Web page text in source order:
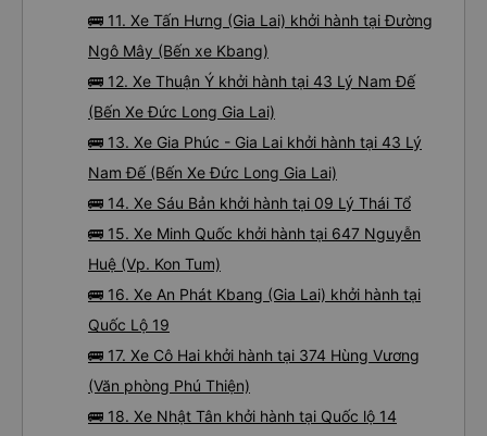
🚌 11. Xe Tấn Hưng (Gia Lai) khởi hành tại Đường
Ngô Mây (Bến xe Kbang)
🚌 12. Xe Thuận Ý khởi hành tại 43 Lý Nam Đế
(Bến Xe Đức Long Gia Lai)
🚌 13. Xe Gia Phúc - Gia Lai khởi hành tại 43 Lý
Nam Đế (Bến Xe Đức Long Gia Lai)
🚌 14. Xe Sáu Bản khởi hành tại 09 Lý Thái Tổ
🚌 15. Xe Minh Quốc khởi hành tại 647 Nguyễn
Huệ (Vp. Kon Tum)
🚌 16. Xe An Phát Kbang (Gia Lai) khởi hành tại
Quốc Lộ 19
🚌 17. Xe Cô Hai khởi hành tại 374 Hùng Vương
(Văn phòng Phú Thiện)
🚌 18. Xe Nhật Tân khởi hành tại Quốc lộ 14